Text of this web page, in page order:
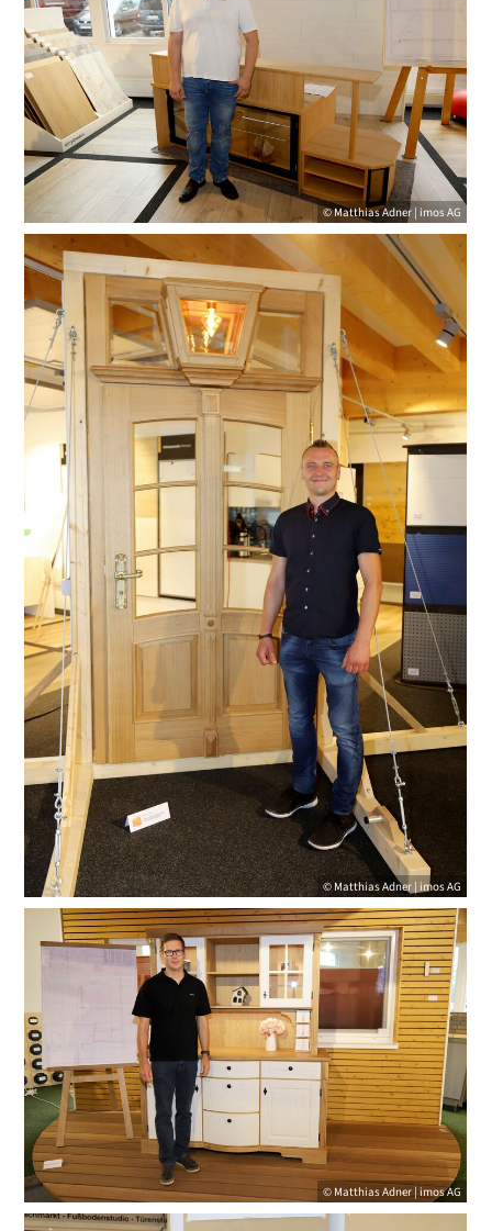
© Matthias Adner | imos AG
© Matthias Adner | imos AG
© Matthias Adner | imos AG